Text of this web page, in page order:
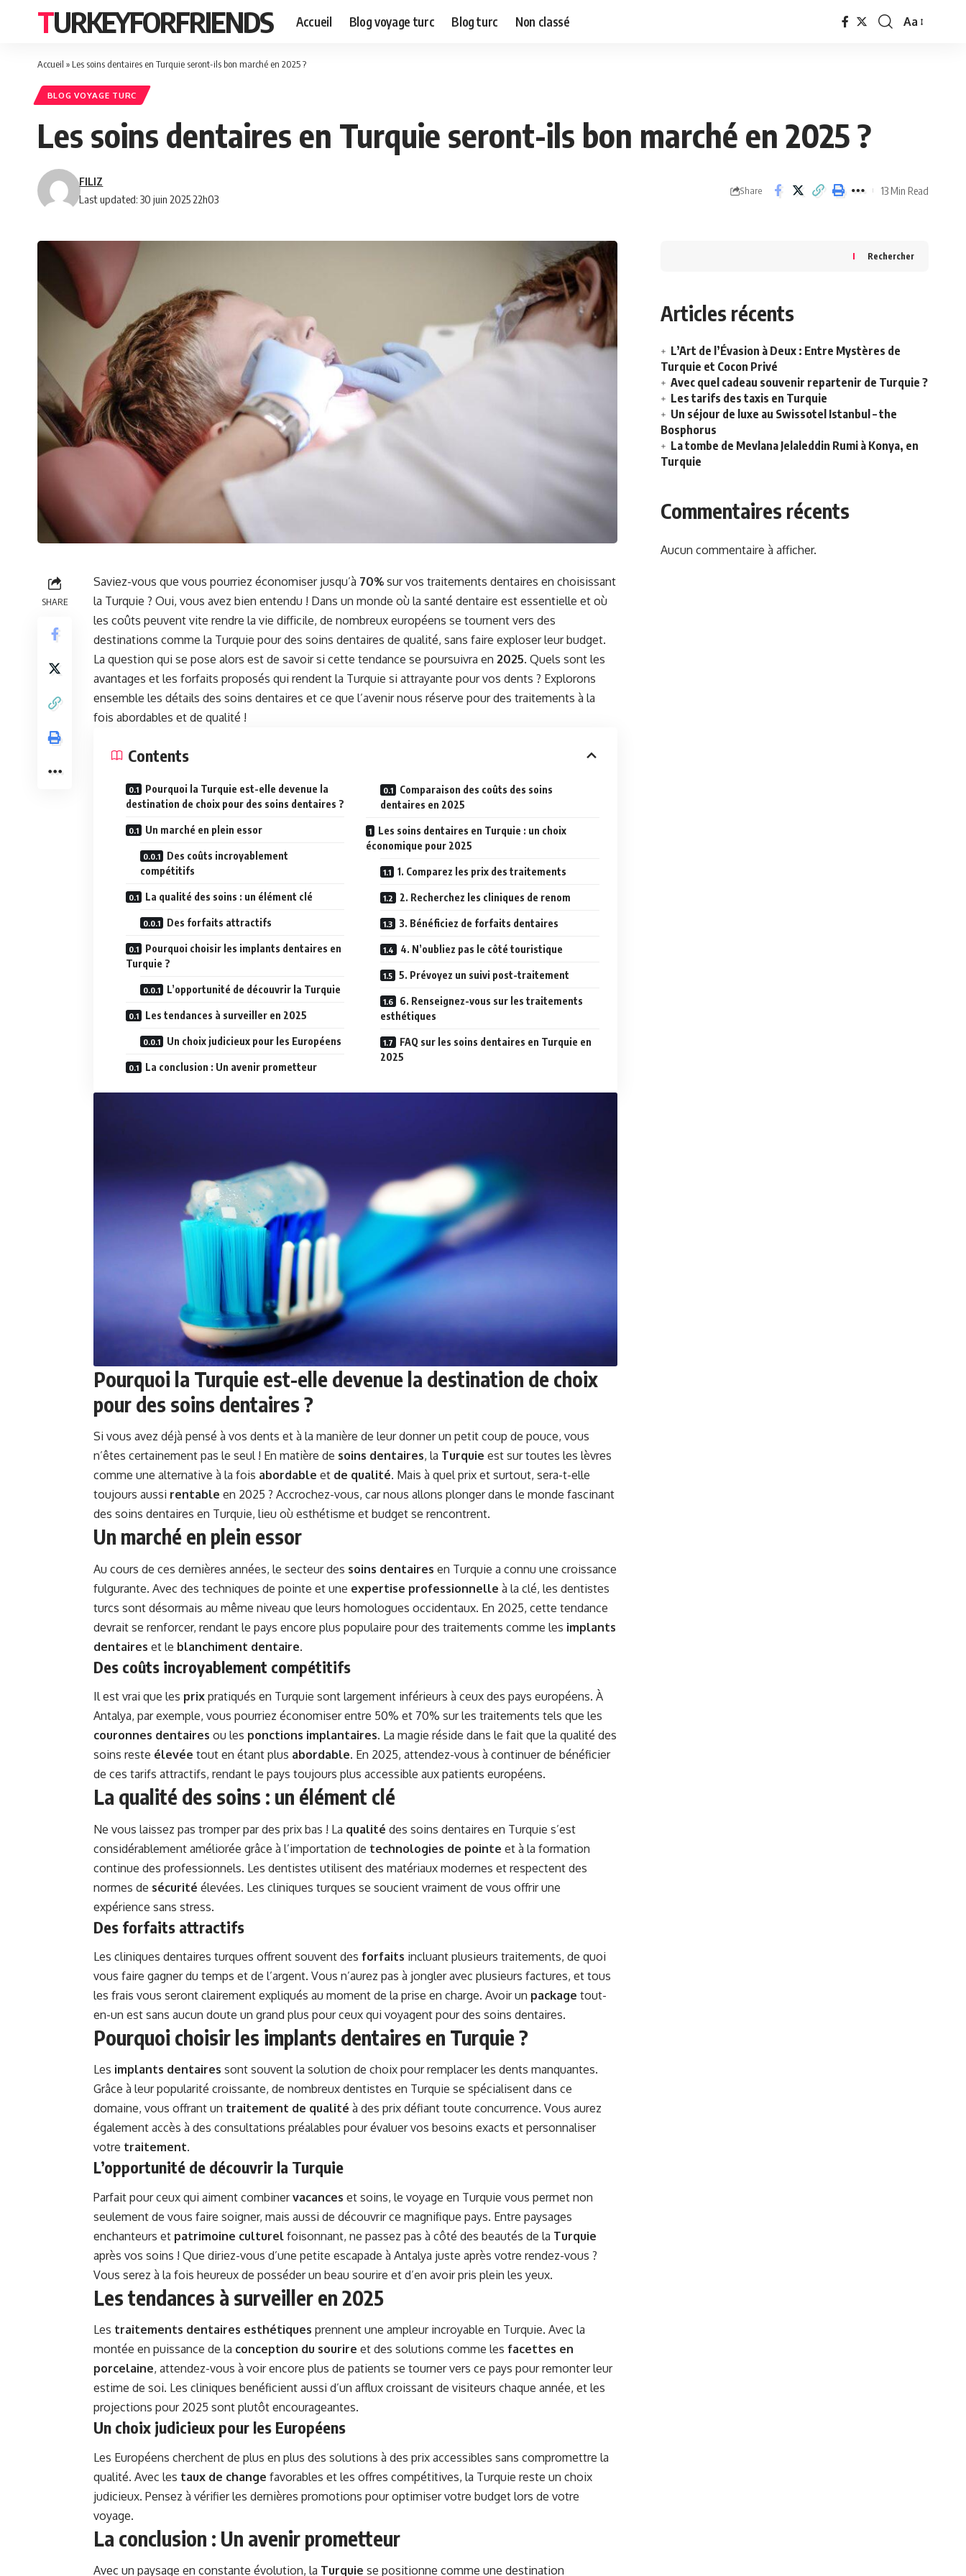
TURKEYFORFRIENDS Accueil Blog voyage turc Blog turc Non classé
Font
Aa
Accueil » Les soins dentaires en Turquie seront-ils bon marché en 2025 ?
BLOG VOYAGE TURC
Les soins dentaires en Turquie seront-ils bon marché en 2025 ?
Last updated: 30 juin 2025 22h03
FILIZ
Share 13 Min Read
SHARE
Saviez-vous que vous pourriez économiser jusqu’à 70% sur vos traitements dentaires en choisissant
la Turquie ? Oui, vous avez bien entendu ! Dans un monde où la santé dentaire est essentielle et où
les coûts peuvent vite rendre la vie difficile, de nombreux européens se tournent vers des
destinations comme la Turquie pour des soins dentaires de qualité, sans faire exploser leur budget.
La question qui se pose alors est de savoir si cette tendance se poursuivra en 2025. Quels sont les
avantages et les forfaits proposés qui rendent la Turquie si attrayante pour vos dents ? Explorons
ensemble les détails des soins dentaires et ce que l’avenir nous réserve pour des traitements à la
fois abordables et de qualité !
Contents
Pourquoi la Turquie est-elle devenue la
destination de choix pour des soins dentaires ?
Un marché en plein essor
Des coûts incroyablement
compétitifs
La qualité des soins : un élément clé
Des forfaits attractifs
Pourquoi choisir les implants dentaires en
Turquie ?
L’opportunité de découvrir la Turquie
Les tendances à surveiller en 2025
Un choix judicieux pour les Européens
La conclusion : Un avenir prometteur
Comparaison des coûts des soins
dentaires en 2025
Les soins dentaires en Turquie : un choix
économique pour 2025
1. Comparez les prix des traitements
2. Recherchez les cliniques de renom
3. Bénéficiez de forfaits dentaires
4. N’oubliez pas le côté touristique
5. Prévoyez un suivi post-traitement
6. Renseignez-vous sur les traitements
esthétiques
FAQ sur les soins dentaires en Turquie en
2025
Pourquoi la Turquie est-elle devenue la destination de choix
pour des soins dentaires ?
Si vous avez déjà pensé à vos dents et à la manière de leur donner un petit coup de pouce, vous
n’êtes certainement pas le seul ! En matière de soins dentaires, la Turquie est sur toutes les lèvres
comme une alternative à la fois abordable et de qualité. Mais à quel prix et surtout, sera-t-elle
toujours aussi rentable en 2025 ? Accrochez-vous, car nous allons plonger dans le monde fascinant
des soins dentaires en Turquie, lieu où esthétisme et budget se rencontrent.
Un marché en plein essor
Au cours de ces dernières années, le secteur des soins dentaires en Turquie a connu une croissance
fulgurante. Avec des techniques de pointe et une expertise professionnelle à la clé, les dentistes
turcs sont désormais au même niveau que leurs homologues occidentaux. En 2025, cette tendance
devrait se renforcer, rendant le pays encore plus populaire pour des traitements comme les implants
dentaires et le blanchiment dentaire.
Des coûts incroyablement compétitifs
Il est vrai que les prix pratiqués en Turquie sont largement inférieurs à ceux des pays européens. À
Antalya, par exemple, vous pourriez économiser entre 50% et 70% sur les traitements tels que les
couronnes dentaires ou les ponctions implantaires. La magie réside dans le fait que la qualité des
soins reste élevée tout en étant plus abordable. En 2025, attendez-vous à continuer de bénéficier
de ces tarifs attractifs, rendant le pays toujours plus accessible aux patients européens.
La qualité des soins : un élément clé
Ne vous laissez pas tromper par des prix bas ! La qualité des soins dentaires en Turquie s’est
considérablement améliorée grâce à l’importation de technologies de pointe et à la formation
continue des professionnels. Les dentistes utilisent des matériaux modernes et respectent des
normes de sécurité élevées. Les cliniques turques se soucient vraiment de vous offrir une
expérience sans stress.
Des forfaits attractifs
Les cliniques dentaires turques offrent souvent des forfaits incluant plusieurs traitements, de quoi
vous faire gagner du temps et de l’argent. Vous n’aurez pas à jongler avec plusieurs factures, et tous
les frais vous seront clairement expliqués au moment de la prise en charge. Avoir un package tout-
en-un est sans aucun doute un grand plus pour ceux qui voyagent pour des soins dentaires.
Pourquoi choisir les implants dentaires en Turquie ?
Les implants dentaires sont souvent la solution de choix pour remplacer les dents manquantes.
Grâce à leur popularité croissante, de nombreux dentistes en Turquie se spécialisent dans ce
domaine, vous offrant un traitement de qualité à des prix défiant toute concurrence. Vous aurez
également accès à des consultations préalables pour évaluer vos besoins exacts et personnaliser
votre traitement.
L’opportunité de découvrir la Turquie
Parfait pour ceux qui aiment combinervacances et soins, le voyage en Turquie vous permet non
seulement de vous faire soigner, mais aussi de découvrir ce magnifique pays. Entre paysages
enchanteurs et patrimoine culturel foisonnant, ne passez pas à côté des beautés de la Turquie
après vos soins ! Que diriez-vous d’une petite escapade à Antalya juste après votre rendez-vous ?
Vous serez à la fois heureux de posséder un beau sourire et d’en avoir pris plein les yeux.
Les tendances à surveiller en 2025
Les traitements dentaires esthétiques prennent une ampleur incroyable en Turquie. Avec la
montée en puissance de la conception du sourire et des solutions comme les facettes en
porcelaine, attendez-vous à voir encore plus de patients se tourner vers ce pays pour remonter leur
estime de soi. Les cliniques benéficient aussi d’un afflux croissant de visiteurs chaque année, et les
projections pour 2025 sont plutôt encourageantes.
Un choix judicieux pour les Européens
Les Européens cherchent de plus en plus des solutions à des prix accessibles sans compromettre la
qualité. Avec les taux de change favorables et les offres compétitives, la Turquie reste un choix
judicieux. Pensez à vérifier les dernières promotions pour optimiser votre budget lors de votre
voyage.
La conclusion : Un avenir prometteur
Avec un paysage en constante évolution, la Turquie se positionne comme une destination
Rechercher
Articles récents
L’Art de l’Évasion à Deux : Entre Mystères de
Turquie et Cocon Privé
Avec quel cadeau souvenir repartenir de Turquie ?
Les tarifs des taxis en Turquie
Un séjour de luxe au Swissotel Istanbul – the
Bosphorus
La tombe de Mevlana Jelaleddin Rumi à Konya, en
Turquie
Commentaires récents
Aucun commentaire à afficher.